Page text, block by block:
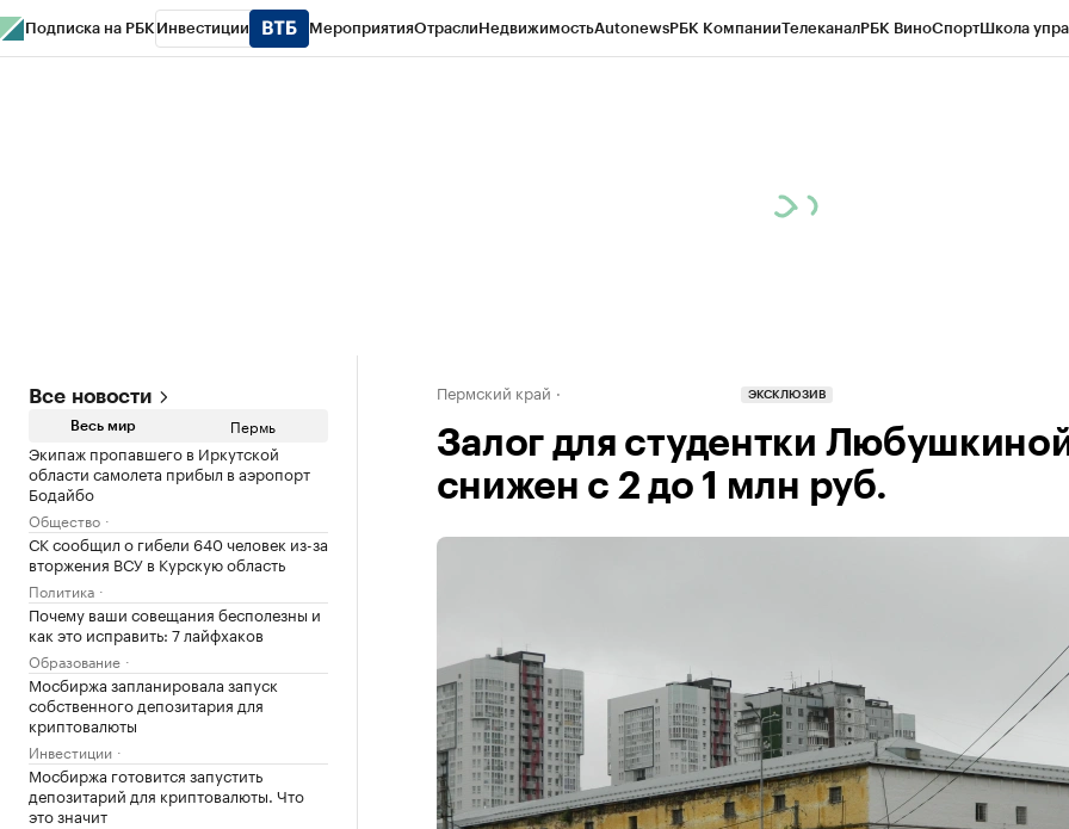
Подписка на РБК Инвестиции МероприятияОтраслиНедвижимостьAutonewsРБК КомпанииТелеканалРБК ВиноСпортШкола
Все новости
Весь мир Пермь
Экипаж пропавшего в Иркутской
области самолета прибыл в аэропорт
Бодайбо
Общество
СК сообщил о гибели 640 человек из-за
вторжения ВСУ в Курскую область
Политика
Почему ваши совещания бесполезны и
как это исправить: 7 лайфхаков
Образование
Мосбиржа запланировала запуск
собственного депозитария для
криптовалюты
Инвестиции
Мосбиржа готовится запустить
депозитарий для криптовалюты. Что
это значит
Пермский край ЭКСКЛЮЗИВ
Залог для студентки
снижен с 2 до 1 млн руб.